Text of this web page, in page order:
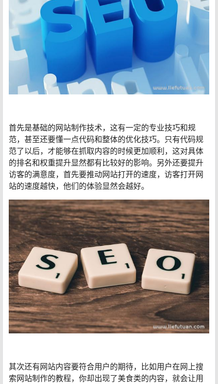
首先是基础的网站制作技术，这有一定的专业技巧和规
范，甚至还要懂一点代码和整体的优化技巧。只有代码规
范了以后，才能够在抓取内容的时候更加顺利，这对具体
的排名和权重提升显然都有比较好的影响。另外还要提升
访客的满意度，首先要推动网站打开的速度，访客打开网
站的速度越快，他们的体验显然会越好。
其次还有网站内容要符合用户的期待，比如用户在网上搜
索网站制作的教程，你却出现了美食类的内容，就会让用